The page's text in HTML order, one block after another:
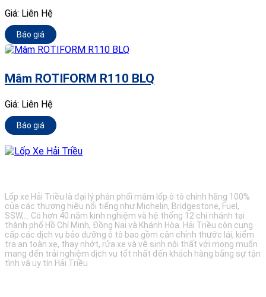
Giá: Liên Hệ
Báo giá
Mâm ROTIFORM R110 BLQ
Giá: Liên Hệ
Báo giá
Lốp xe Hải Triều là đại lý phân phối mâm lốp ô tô chính hãng 100%
của các thương hiệu nổi tiếng như Michelin, Bridgestone, Fuel,
SSW,... Có hơn 40 năm kinh nghiệm và hệ thống 12 chi nhánh tại
thành phố Hồ Chí Minh, Đồng Nai và Khánh Hòa. Hải Triều còn cung
cấp các dịch vụ bảo dưỡng ô tô bao gồm cân chỉnh thước lái, kiểm
tra an toàn xe, thay nhớt, rửa xe và vệ sinh nội thất với mong muốn
mang đến trải nghiệm dịch vụ tốt nhất đến khách hàng bằng sự tận
tình và uy tín Hải Triều